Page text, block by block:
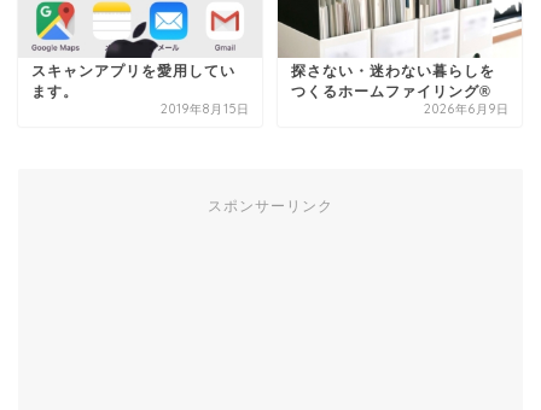
スキャンアプリを愛用してい
ます。
2019年8月15日
探さない・迷わない暮らしを
つくるホームファイリング®
2026年6月9日
スポンサーリンク